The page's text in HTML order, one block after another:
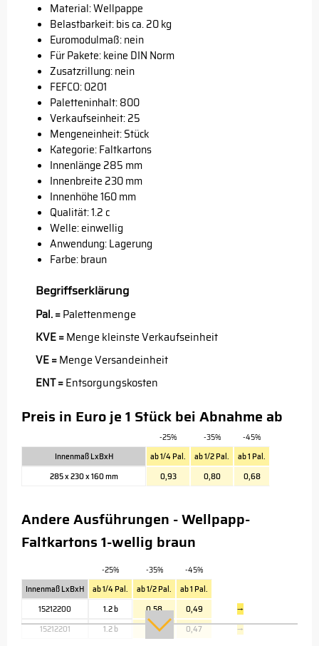
Material: Wellpappe
Belastbarkeit: bis ca. 20 kg
Euromodulmaß: nein
Für Pakete: keine DIN Norm
Zusatzrillung: nein
FEFCO: 0201
Paletteninhalt: 800
Verkaufseinheit: 25
Mengeneinheit: Stück
Kategorie: Faltkartons
Innenlänge 285 mm
Innenbreite 230 mm
Innenhöhe 160 mm
Qualität: 1.2 c
Welle: einwellig
Anwendung: Lagerung
Farbe: braun
Begriffserklärung
Pal. =Palettenmenge
KVE =Menge kleinste Verkaufseinheit
VE =Menge Versandeinheit
ENT =Entsorgungskosten
Preis in Euro je 1 Stück bei Abnahme ab
-25% -35%
-45%
Innenmaß LxBxH
ab 1/4 Pal. ab 1/2 Pal.
ab 1 Pal.
285 x 230 x 160 mm
0,93 0,80 0,68
Andere Ausführungen - Wellpapp-
Faltkartons 1-wellig braun
-25% -35%
-45%
Innenmaß LxBxH
ab 1/4 Pal. ab 1/2 Pal.
ab 1 Pal.
15212200
1.2 b 0,58 0,49
→
15212201
1.2 b 0,56 0,47 →